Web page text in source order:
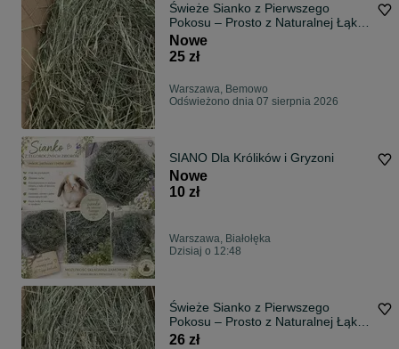
Świeże Sianko z Pierwszego
Pokosu – Prosto z Naturalnej Łąki!
5 Kg.
Nowe
25 zł
Warszawa, Bemowo
Odświeżono dnia 07 sierpnia 2026
SIANO Dla Królików i Gryzoni
Nowe
10 zł
Warszawa, Białołęka
Dzisiaj o 12:48
Świeże Sianko z Pierwszego
Pokosu – Prosto z Naturalnej Łąki!
5KG,
26 zł